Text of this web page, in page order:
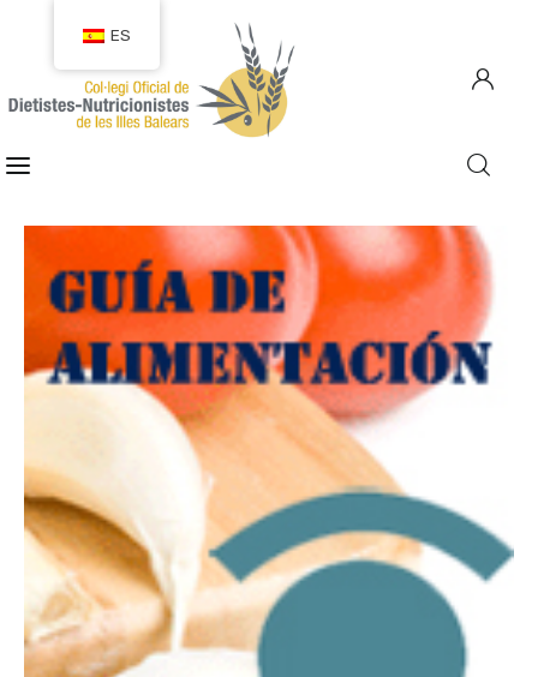
COLEGIADOS
EMPLEO
CIUDADANÍA
RECURSOS
TRANSPARENCIA
ES